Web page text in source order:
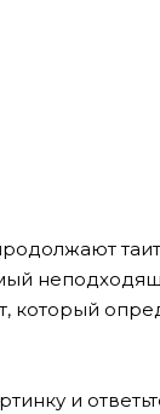
который
и